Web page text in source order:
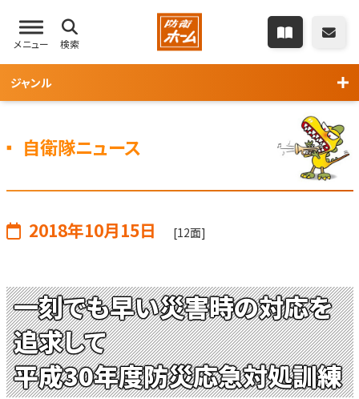
メニュー 検索
ジャンル
自衛隊ニュース
2018年10月15日 [12面]
一刻でも早い災害時の対応を
追求して
平成30年度防災応急対処訓練